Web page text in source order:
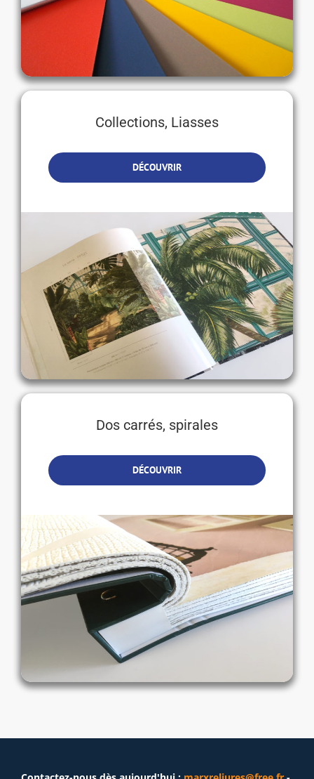
Collections, Liasses
DÉCOUVRIR
Dos carrés, spirales
DÉCOUVRIR